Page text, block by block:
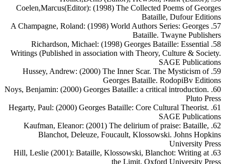
Coelen,Marcus(Editor): (1998) The Collected Poems of Georges
Bataille, Dufour Editions
57. A Champagne, Roland: (1998) World Authors Series: Georges
Bataille. Twayne Publishers
58. Richardson, Michael: (1998) Georges Bataille: Essential
Writings (Published in association with Theory, Culture & Society.
SAGE Publications
59. Hussey, Andrew: (2000) The Inner Scar. The Mysticism of
Georges Bataille. RodopiBv Editions
60. Noys, Benjamin: (2000) Georges Bataille: a critical introduction.
Pluto Press
61. Hegarty, Paul: (2000) Georges Bataille: Core Cultural Theorist.
SAGE Publications
62. Kaufman, Eleanor: (2001) The delirium of praise: Bataille,
Blanchot, Deleuze, Foucault, Klossowski. Johns Hopkins
University Press
63. Hill, Leslie (2001): Bataille, Klossowski, Blanchot: Writing at
the Limit. Oxford University Press